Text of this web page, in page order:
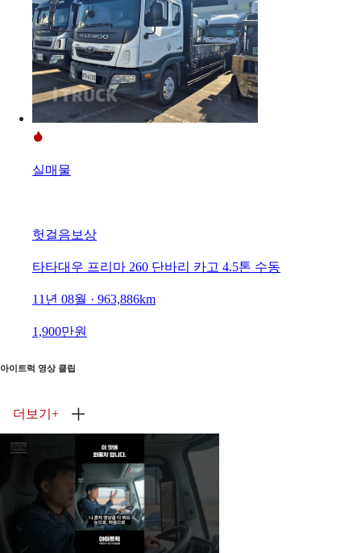
실매물
헛걸음보상
타타대우 프리마 260 단바리 카고 4.5톤 수동
11년 08월 · 963,886km
1,900만원
아이트럭 영상 클립
더보기 +